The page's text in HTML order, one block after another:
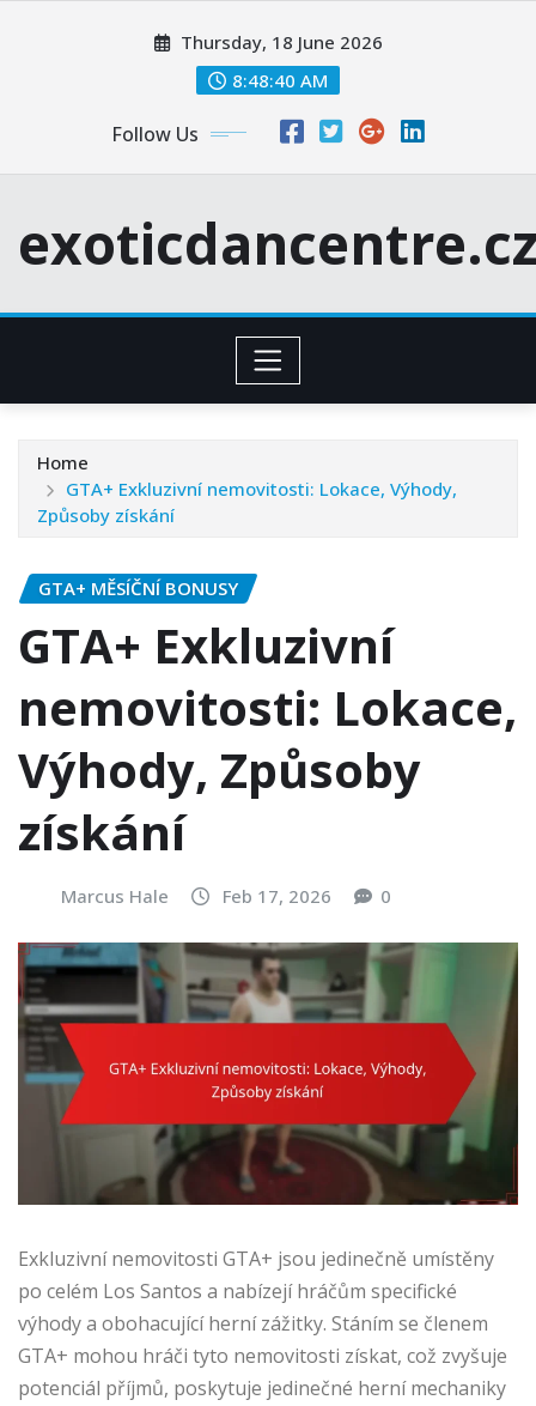
Thursday, 18 June 2026
8:48:41 AM
Follow Us
Home
GTA+ Exkluzivní nemovitosti: Lokace, Výhody,
Způsoby získání
GTA+ MĚSÍČNÍ BONUSY
GTA+ Exkluzivní
nemovitosti: Lokace,
Výhody, Způsoby
získání
Marcus Hale Feb 17, 2026 0
Exkluzivní nemovitosti GTA+ jsou jedinečně umístěny
po celém Los Santos a nabízejí hráčům specifické
výhody a obohacující herní zážitky. Stáním se členem
GTA+ mohou hráči tyto nemovitosti získat, což zvyšuje
potenciál příjmů, poskytuje jedinečné herní mechaniky